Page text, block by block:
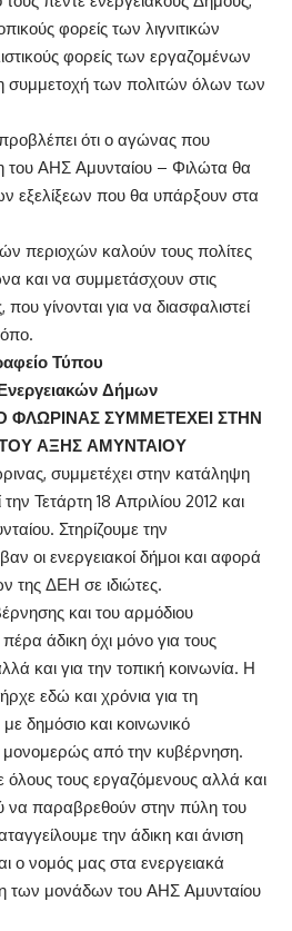
φορείς των λιγνιτικών
φορείς των εργαζομένων
συμμετοχή των πολιτών όλων των
ότι ο αγώνας που
του ΑΗΣ Αμυνταίου – Φιλώτα θα
εξελίξεων που θα υπάρξουν στα
περιοχών καλούν τους πολίτες
και να συμμετάσχουν στις
που γίνονται για να διασφαλιστεί
Τύπου
Δήμων
ΦΛΩΡΙΝΑΣ ΣΥΜΜΕΤΕΧΕΙ ΣΤΗΝ
ΑΞΗΣ ΑΜΥΝΤΑΙΟΥ
συμμετέχει στην κατάληψη
Τετάρτη 18 Απριλίου 2012 και
Στηρίζουμε την
οι ενεργειακοί δήμοι και αφορά
της ΔΕΗ σε ιδιώτες.
και του αρμόδιου
άδικη όχι μόνο για τους
και για την τοπική κοινωνία. Η
εδώ και χρόνια για τη
δημόσιο και κοινωνικό
από την κυβέρνηση.
όλους τους εργαζόμενους αλλά και
να παραβρεθούν στην πύλη του
την άδικη και άνιση
ο νομός μας στα ενεργειακά
των μονάδων του ΑΗΣ Αμυνταίου